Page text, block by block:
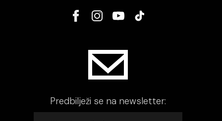
Predbilježi se na newsletter: